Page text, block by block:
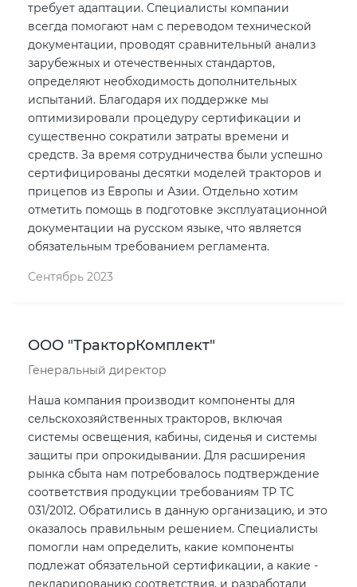
требует адаптации. Специалисты компании
всегда помогают нам с переводом технической
документации, проводят сравнительный анализ
зарубежных и отечественных стандартов,
определяют необходимость дополнительных
испытаний. Благодаря их поддержке мы
оптимизировали процедуру сертификации и
существенно сократили затраты времени и
средств. За время сотрудничества были успешно
сертифицированы десятки моделей тракторов и
прицепов из Европы и Азии. Отдельно хотим
отметить помощь в подготовке эксплуатационной
документации на русском языке, что является
обязательным требованием регламента.
Сентябрь 2023
ООО "ТракторКомплект"
Генеральный директор
Наша компания производит компоненты для
сельскохозяйственных тракторов, включая
системы освещения, кабины, сиденья и системы
защиты при опрокидывании. Для расширения
рынка сбыта нам потребовалось подтверждение
соответствия продукции требованиям ТР ТС
031/2012. Обратились в данную организацию, и это
оказалось правильным решением. Специалисты
помогли нам определить, какие компоненты
подлежат обязательной сертификации, а какие -
декларированию соответствия, и разработали